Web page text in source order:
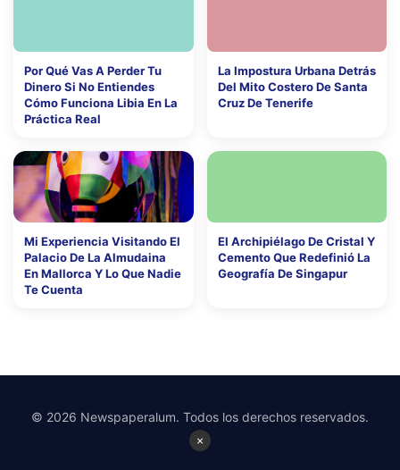
Por Qué Vas A Perder Tu
Dinero Si No Entiendes
Cómo Funciona Libia En La
Práctica Real
La Impostura Urbana Detrás
Del Mito Costero De Santa
Cruz De Tenerife
Mi Experiencia Visitando El
Palacio De La Almudaina
En Mallorca Y Lo Que Nadie
Te Cuenta
El Archipiélago De Cristal Y
Cemento Que Redefinió La
Geografía De Singapur
×
© 2026 Newspaperalum. Todos los derechos reservados.